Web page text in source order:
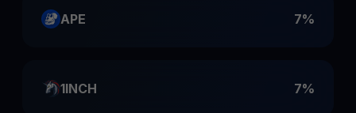
APE 7%
1INCH 7%